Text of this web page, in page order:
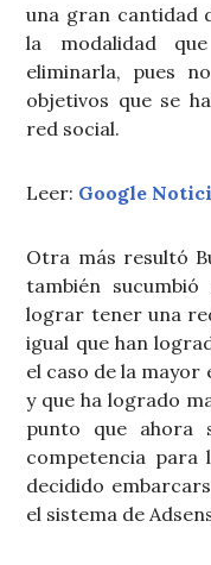
una gran cantidad
la modalidad
eliminarla, pues
objetivos que se
red social.
Leer: Google
Otra más resultó
también
lograr tener una
igual que han
el caso de la mayor
y que ha logrado
punto que ahora
competencia para
decidido
el sistema de